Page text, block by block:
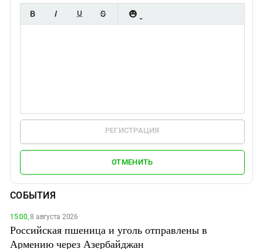
РЕГИСТРАЦИЯ
ОТМЕНИТЬ
СОБЫТИЯ
15:00,8 августа 2026
Российская пшеница и уголь отправлены в
Армению через Азербайджан